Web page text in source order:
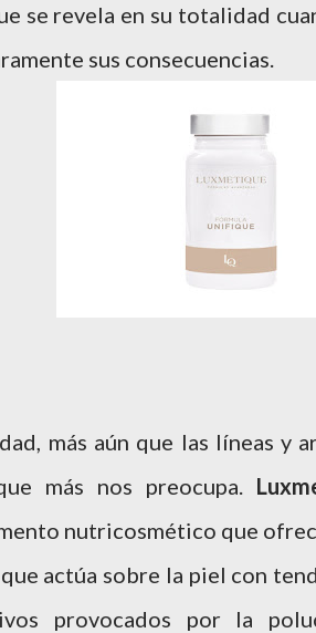
se revela en su totalidad
sus consecuencias.
más aún que las líneas y
más nos preocupa.
nutricosmético que
actúa sobre la piel con
provocados por la